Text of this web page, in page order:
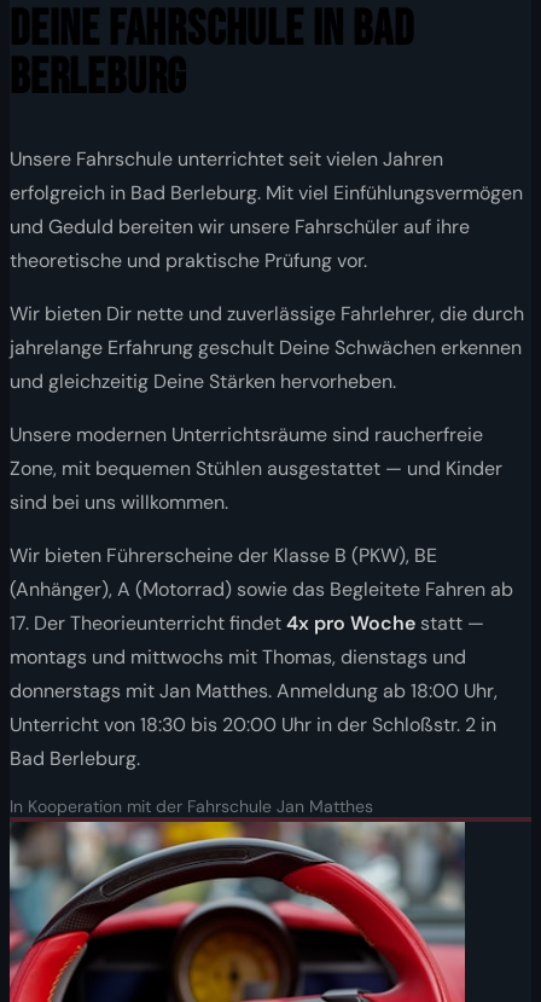
DEINE FAHRSCHULE IN BAD
BERLEBURG
Unsere Fahrschule unterrichtet seit vielen Jahren
erfolgreich in Bad Berleburg. Mit viel Einfühlungsvermögen
und Geduld bereiten wir unsere Fahrschüler auf ihre
theoretische und praktische Prüfung vor.
Wir bieten Dir nette und zuverlässige Fahrlehrer, die durch
jahrelange Erfahrung geschult Deine Schwächen erkennen
und gleichzeitig Deine Stärken hervorheben.
Unsere modernen Unterrichtsräume sind raucherfreie
Zone, mit bequemen Stühlen ausgestattet — und Kinder
sind bei uns willkommen.
Wir bieten Führerscheine der Klasse B (PKW), BE
(Anhänger), A (Motorrad) sowie das Begleitete Fahren ab
17. Der Theorieunterricht findet4x pro Woche statt —
montags und mittwochs mit Thomas, dienstags und
donnerstags mit Jan Matthes. Anmeldung ab 18:00 Uhr,
Unterricht von 18:30 bis 20:00 Uhr in der Schloßstr. 2 in
Bad Berleburg.
In Kooperation mit der Fahrschule Jan Matthes